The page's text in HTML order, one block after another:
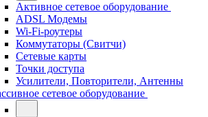
Активное сетевое оборудование
ADSL Модемы
Wi-Fi-роутеры
Коммутаторы (Свитчи)
Сетевые карты
Точки доступа
Усилители, Повторители, Антенны
сетевое оборудование